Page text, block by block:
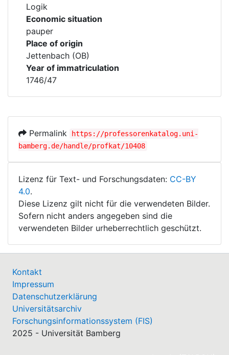
Logik
Economic situation
pauper
Place of origin
Jettenbach (OB)
Year of immatriculation
1746/47
Permalink
https://professorenkatalog.uni-
bamberg.de/handle/profkat/10408
Lizenz für Text- und Forschungsdaten: CC-BY
4.0.
Diese Lizenz gilt nicht für die verwendeten Bilder.
Sofern nicht anders angegeben sind die
verwendeten Bilder urheberrechtlich geschützt.
Kontakt
Impressum
Datenschutzerklärung
Universitätsarchiv
Forschungsinformationssystem (FIS)
2025 - Universität Bamberg